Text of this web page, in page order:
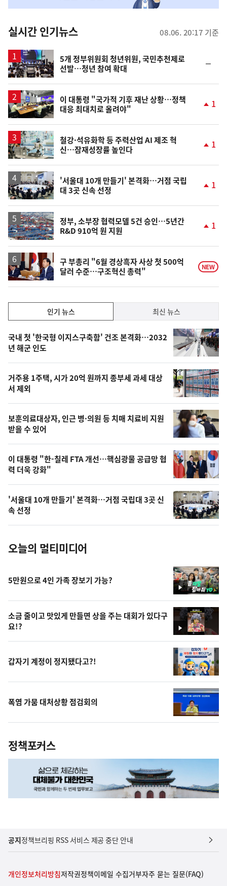
뉴
스
실시간 인기뉴스 08.06. 20:17 기준
5개 정부위원회 청년위원, 국민추천제로
선발…청년 참여 확대
일
이 대통령 "국가적 기후 재난 상황…정책
대응 최대치로 올려야"
1
철강·석유화학 등 주력산업 AI 제조 혁
신…잠재성장률 높인다
1
'서울대 10개 만들기' 본격화…거점 국립
대 3곳 신속 선정
1
정부, 소부장 협력모델 5건 승인…5년간
R&D 910억 원 지원
승
1
구 부총리 "6월 경상흑자 사상 첫 500억
달러 수준…구조혁신 총력"
NEW
기,
최
신,
늘
의
영
상
오
늘
의
사
진
인기 뉴스 최신 뉴스
기
뉴
스
국내 첫 '한국형 이지스구축함' 건조 본격화…2032
년 해군 인도
거주용 1주택, 시가 20억 원까지 종부세 과세 대상
서 제외
보훈의료대상자, 인근 병·의원 등 치매 치료비 지원
받을 수 있어
이 대통령 "한-칠레 FTA 개선…핵심광물 공급망 협
력 더욱 강화"
'서울대 10개 만들기' 본격화…거점 국립대 3곳 신
속 선정
오늘의 멀티미디어
영
상
5만원으로 4인 가족 장보기 가능?
영
상
소금 줄이고 맛있게 만들면 상을 주는 대회가 있다구
요!?
갑자기 계정이 정지됐다고?!
폭염 가뭄 대처상황 점검회의
정책포커스
공지정책브리핑 RSS 서비스 제공 중단 안내
개인정보처리방침저작권정책이메일 수집거부자주 묻는 질문(FAQ)